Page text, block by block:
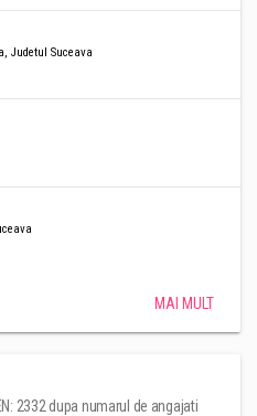
Judetul Suceava
MAI MULT
2332 dupa numarul de angajati